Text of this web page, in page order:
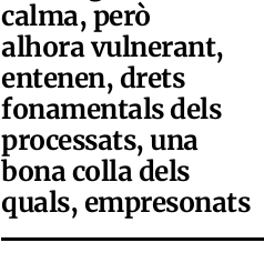
calma, però
alhora vulnerant,
entenen, drets
fonamentals dels
processats, una
bona colla dels
quals, empresonats